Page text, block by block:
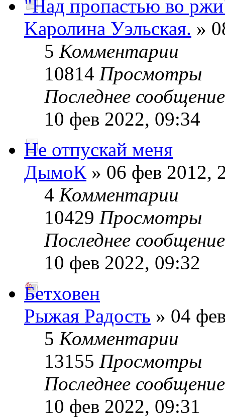
"Над пропастью во
Kaролина Уэльская. »
5 Комментарии
10814 Просмотры
Последнее
10 фев 2022, 09:34
Не отпускай меня
ДымоК » 06 фев 2012,
4 Комментарии
10429 Просмотры
Последнее
10 фев 2022, 09:32
Бетховен
Рыжая Радость » 04
5 Комментарии
13155 Просмотры
Последнее
10 фев 2022, 09:31